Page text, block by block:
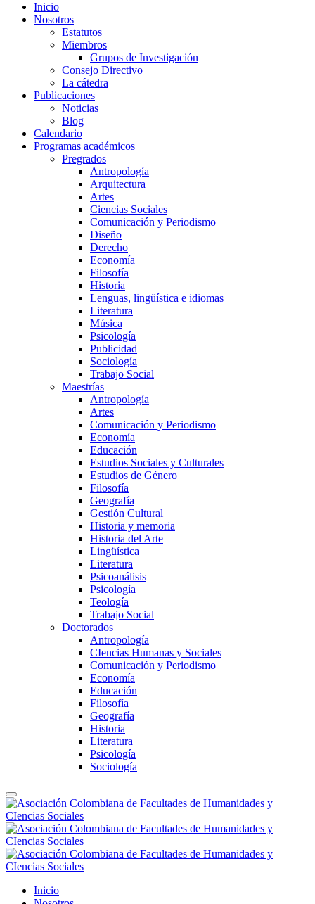
Inicio
Nosotros
Estatutos
Miembros
Grupos de Investigación
Consejo Directivo
La cátedra
Publicaciones
Noticias
Blog
Calendario
Programas académicos
Pregrados
Antropología
Arquitectura
Artes
Ciencias Sociales
Comunicación y Periodismo
Diseño
Derecho
Economía
Filosofía
Historia
Lenguas, lingüística e idiomas
Literatura
Música
Psicología
Publicidad
Sociología
Trabajo Social
Maestrías
Antropología
Artes
Comunicación y Periodismo
Economía
Educación
Estudios Sociales y Culturales
Estudios de Género
Filosofía
Geografía
Gestión Cultural
Historia y memoria
Historia del Arte
Lingüística
Literatura
Psicoanálisis
Psicología
Teología
Trabajo Social
Doctorados
Antropología
CIencias Humanas y Sociales
Comunicación y Periodismo
Economía
Educación
Filosofía
Geografía
Historia
Literatura
Psicología
Sociología
Inicio